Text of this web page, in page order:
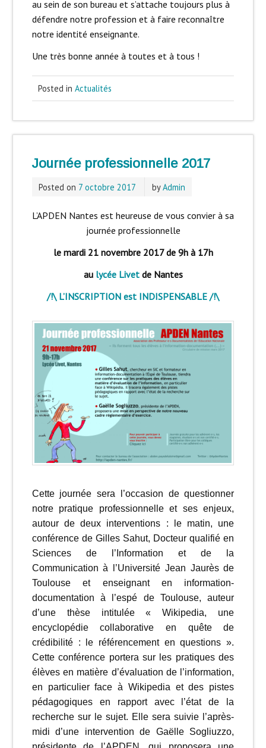
au sein de son bureau et s’attache toujours plus à
défendre notre profession et à faire reconnaître
notre identité enseignante.
Une très bonne année à toutes et à tous !
Posted in Actualités
Journée professionnelle 2017
Posted on 7 octobre 2017 byAdmin
L’APDEN Nantes est heureuse de vous convier à sa
journée professionnelle
le mardi 21 novembre 2017 de 9h à 17h
au lycée Livetde Nantes
/!\ L’INSCRIPTION est INDISPENSABLE /!\
Cette journée sera l’occasion de questionner
notre pratique professionnelle et ses enjeux,
autour de deux interventions : le matin, une
conférence de Gilles Sahut, Docteur qualifié en
Sciences de l’Information et de la
Communication à l’Université Jean Jaurès de
Toulouse et enseignant en information-
documentation à l’espé de Toulouse, auteur
d’une thèse intitulée « Wikipedia, une
encyclopédie collaborative en quête de
crédibilité : le référencement en questions ».
Cette conférence portera sur les pratiques des
élèves en matière d’évaluation de l’information,
en particulier face à Wikipedia et des pistes
pédagogiques en rapport avec l’état de la
recherche sur le sujet. Elle sera suivie l’après-
midi d’une intervention de Gaëlle Sogliuzzo,